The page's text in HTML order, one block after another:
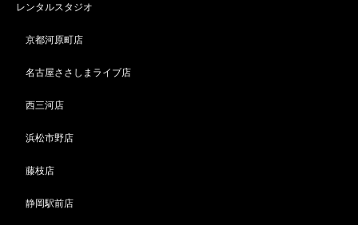
レンタルスタジオ
京都河原町店
名古屋ささしまライブ店
西三河店
浜松市野店
藤枝店
静岡駅前店